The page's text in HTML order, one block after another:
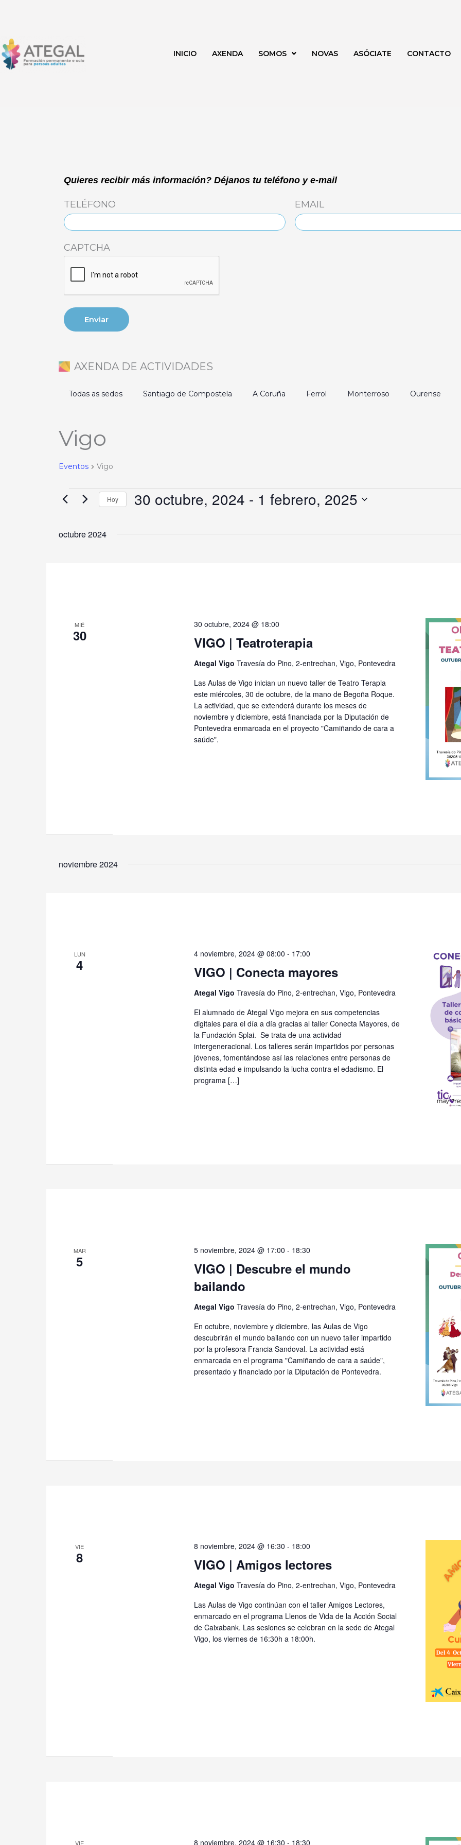
contenido
INICIO AXENDA SOMOS NOVAS ASÓCIATE CONTACTO
Quieres recibir más información? Déjanos tu teléfono y e-mail
TELÉFONO EMAIL
CAPTCHA
AXENDA DE ACTIVIDADES
Todas as sedes Santiago de Compostela A Coruña Ferrol Monterroso Ourense
Vigo
Eventos Vigo
Eventos
Hoy 30 octubre, 2024 - 1 febrero, 2025
la
octubre 2024
MIÉ
30 VIGO | Teatroterapia
30 octubre, 2024 @ 18:00
Ategal Vigo Travesía do Pino, 2-entrechan, Vigo, Pontevedra
Las Aulas de Vigo inician un nuevo taller de Teatro Terapia
este miércoles, 30 de octubre, de la mano de Begoña Roque.
La actividad, que se extenderá durante los meses de
noviembre y diciembre, está financiada por la Diputación de
Pontevedra enmarcada en el proyecto "Camiñando de cara a
saúde".
noviembre 2024
LUN
4 VIGO | Conecta mayores
4 noviembre, 2024 @ 08:00 - 17:00
Ategal Vigo Travesía do Pino, 2-entrechan, Vigo, Pontevedra
El alumnado de Ategal Vigo mejora en sus competencias
digitales para el día a día gracias al taller Conecta Mayores, de
la Fundación Splai. Se trata de una actividad
intergeneracional. Los talleres serán impartidos por personas
jóvenes, fomentándose así las relaciones entre personas de
distinta edad e impulsando la lucha contra el edadismo. El
programa […]
MAR
5
VIGO | Descubre el mundo
bailando
5 noviembre, 2024 @ 17:00 - 18:30
Ategal Vigo Travesía do Pino, 2-entrechan, Vigo, Pontevedra
En octubre, noviembre y diciembre, las Aulas de Vigo
descubrirán el mundo bailando con un nuevo taller impartido
por la profesora Francia Sandoval. La actividad está
enmarcada en el programa "Camiñando de cara a saúde",
presentado y financiado por la Diputación de Pontevedra.
VIE
8 VIGO | Amigos lectores
8 noviembre, 2024 @ 16:30 - 18:00
Ategal Vigo Travesía do Pino, 2-entrechan, Vigo, Pontevedra
Las Aulas de Vigo continúan con el taller Amigos Lectores,
enmarcado en el programa Llenos de Vida de la Acción Social
de Caixabank. Las sesiones se celebran en la sede de Ategal
Vigo, los viernes de 16:30h a 18:00h.
VIE 8 noviembre, 2024 @ 16:30 - 18:30